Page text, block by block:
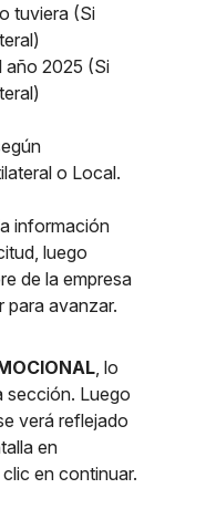
tuviera (Si
año 2025 (Si
o Local.
información
luego
de la empresa
para avanzar.
, lo
sección. Luego
verá reflejado
en
en continuar.